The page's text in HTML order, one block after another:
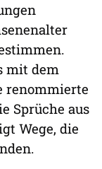
mit dem
renommierte
Sprüche aus
Wege, die